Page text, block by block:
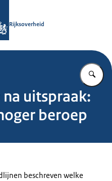
Rijksoverheid
uitspraak:
beroep
beschreven welke